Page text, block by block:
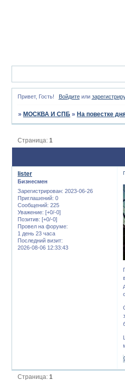
Привет, Гость! Войдитеили
» МОСКВА И СПБ » На повестке
Страница:1
lister
Бизнесмен
Зарегистрирован: 2023-06-26
Приглашений: 0
Сообщений: 225
Уважение: [+0/-0]
Позитив: [+0/-0]
Провел на форуме:
1 день 23 часа
Последний визит:
2026-08-06 12:33:43
Страница:1